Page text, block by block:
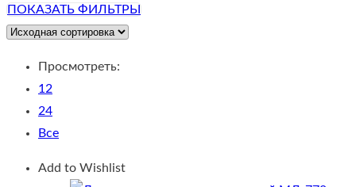
ПОКАЗАТЬ ФИЛЬТРЫ
Просмотреть:
12
24
Все
Add to Wishlist